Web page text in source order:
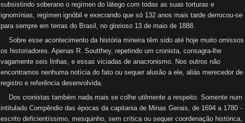
subsistindo soberano o regímen do látego com todas as suas torturas e
ignomínias, regímen ignóbil e execrando que só 132 anos mais tarde derrocou-se
para sempre em terras do Brasil, no glorioso 13 de maio de 1888.
Sobre esse acontecimento da história mineira têm sido até hoje muito omissos
os historiadores. Apenas R. Soutthey, repetindo um cronista, consagra-lhe
vagamente seis linhas, e essas viciadas de anacronismo. Nos outros não
encontramos nenhuma notícia do fato ou sequer alusão a ele, aliás merecedor de
registro e referência desenvolvida.
Dos cronistas também nada mais se colhe utilmente a respeito. Somente num
intitulado Compêndio das épocas da capitania de Minas Gerais, de 1694 a 1780 -
escrito deficientíssimo, mesquinho, sem crítica ou sequer coordenação histórica,